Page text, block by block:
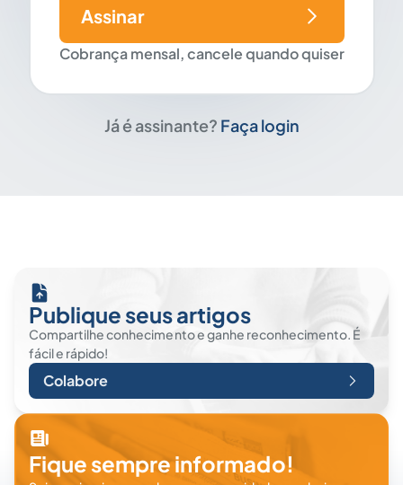
Cobrança mensal, cancele quando quiser
Assinar
Já é assinante? Faça login
Publique seus artigos
Compartilhe conhecimento e ganhe reconhecimento. É
fácil e rápido!
Colabore
Fique sempre informado!